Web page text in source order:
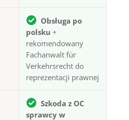
Obsługa po
polsku +
rekomendowany
Fachanwalt für
Verkehrsrecht do
reprezentacji prawnej
Szkoda z OC
sprawcy w